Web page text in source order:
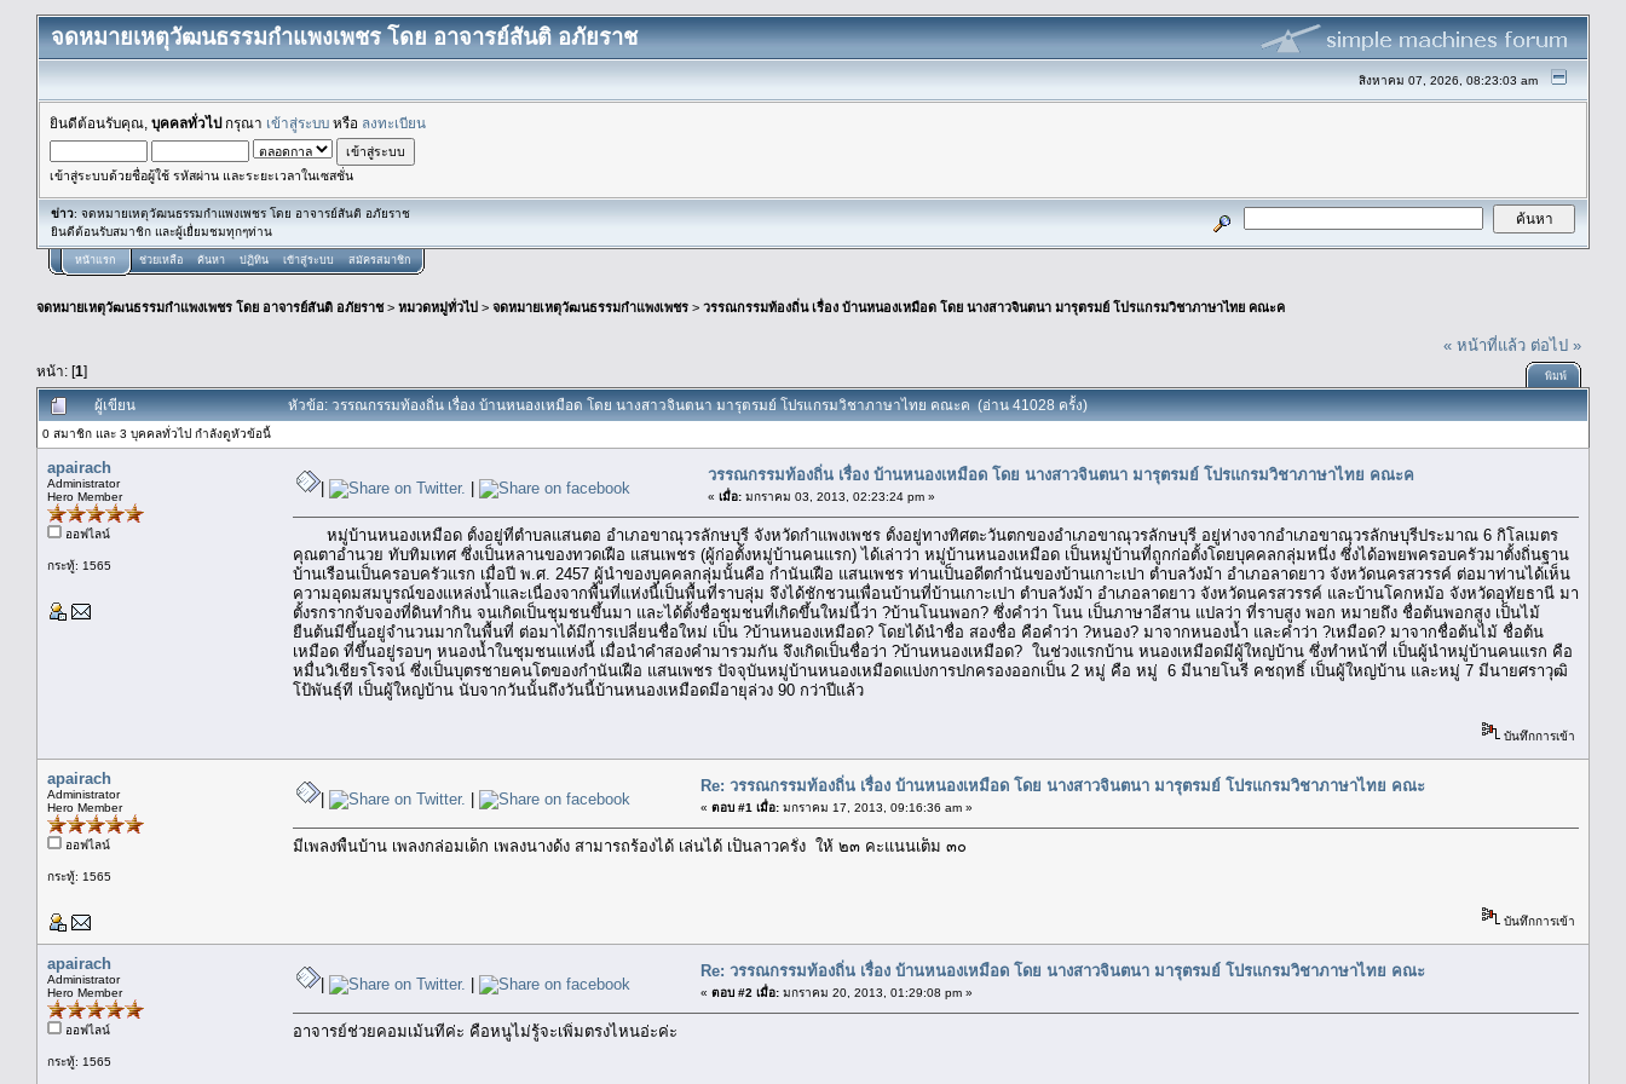
จดหมายเหตุวัฒนธรรมกำแพงเพชร โดย อาจารย์สันติ อภัยราช
สิงหาคม 07, 2026, 08:23:03 am
ยินดีต้อนรับคุณ, บุคคลทั่วไปกรุณา เข้าสู่ระบบ หรือ ลงทะเบียน
เข้าสู่ระบบด้วยชื่อผู้ใช้ รหัสผ่าน และระยะเวลาในเซสชั่น
ข่าว: จดหมายเหตุวัฒนธรรมกำแพงเพชร โดย อาจารย์สันติ อภัยราช
ยินดีต้อนรับสมาชิก และผู้เยื่ยมชมทุกๆท่าน
หน้าแรก ช่วยเหลือ ค้นหา ปฏิทิน เข้าสู่ระบบ สมัครสมาชิก
จดหมายเหตุวัฒนธรรมกำแพงเพชร โดย อาจารย์สันติ อภัยราช> หมวดหมู่ทั่วไป > จดหมายเหตุวัฒนธรรมกำแพงเพชร > วรรณกรรมท้องถิ่น เรื่อง บ้านหนองเหมือด โดย นางสาวจินตนา มารุตรมย์ โปรแกรมวิชาภาษาไทย คณะค
หน้า: [1]
« หน้าที่แล้ว ต่อไป »
พิมพ์
ผู้เขียน หัวข้อ: วรรณกรรมท้องถิ่น เรื่อง บ้านหนองเหมือด โดย นางสาวจินตนา มารุตรมย์ โปรแกรมวิชาภาษาไทย คณะค (อ่าน 41028 ครั้ง)
0 สมาชิก และ 3 บุคคลทั่วไป กำลังดูหัวข้อนี้
apairach
Administrator
Hero Member
ออฟไลน์
กระทู้: 1565
| |
วรรณกรรมท้องถิ่น เรื่อง บ้านหนองเหมือด โดย นางสาวจินตนา มารุตรมย์ โปรแกรมวิชาภาษาไทย คณะค
« เมื่อ: มกราคม 03, 2013, 02:23:24 pm »
หมู่บ้านหนองเหมือด ตั้งอยู่ที่ตำบลแสนตอ อำเภอขาณุวรลักษบุรี จังหวัดกำแพงเพชร ตั้งอยู่ทางทิศตะวันตกของอำเภอขาณุวรลักษบุรี อยู่ห่างจากอำเภอขาณุวรลักษบุรีประมาณ 6 กิโลเมตร
คุณตาอำนวย ทับทิมเทศ ซึ่งเป็นหลานของทวดเฝือ แสนเพชร (ผู้ก่อตั้งหมู่บ้านคนแรก) ได้เล่าว่า หมู่บ้านหนองเหมือด เป็นหมู่บ้านที่ถูกก่อตั้งโดยบุคคลกลุ่มหนึ่ง ซึ่งได้อพยพครอบครัวมาตั้งถิ่นฐาน
บ้านเรือนเป็นครอบครัวแรก เมื่อปี พ.ศ. 2457 ผู้นำของบุคคลกลุ่มนั้นคือ กำนันเฝือ แสนเพชร ท่านเป็นอดีตกำนันของบ้านเกาะเปา ตำบลวังม้า อำเภอลาดยาว จังหวัดนครสวรรค์ ต่อมาท่านได้เห็น
ความอุดมสมบูรณ์ของแหล่งน้ำและเนื่องจากพื้นที่แห่งนี้เป็นพื้นที่ราบลุ่ม จึงได้ชักชวนเพื่อนบ้านที่บ้านเกาะเปา ตำบลวังม้า อำเภอลาดยาว จังหวัดนครสวรรค์ และบ้านโคกหม้อ จังหวัดอุทัยธานี มา
ตั้งรกรากจับจองที่ดินทำกิน จนเกิดเป็นชุมชนขึ้นมา และได้ตั้งชื่อชุมชนที่เกิดขึ้นใหม่นี้ว่า ?บ้านโนนพอก? ซึ่งคำว่า โนน เป็นภาษาอีสาน แปลว่า ที่ราบสูง พอก หมายถึง ชื่อต้นพอกสูง เป็นไม้
ยืนต้นมีขึ้นอยู่จำนวนมากในพื้นที่ ต่อมาได้มีการเปลี่ยนชื่อใหม่ เป็น ?บ้านหนองเหมือด? โดยได้นำชื่อ สองชื่อ คือคำว่า ?หนอง? มาจากหนองน้ำ และคำว่า ?เหมือด? มาจากชื่อต้นไม้ ชื่อต้น
เหมือด ที่ขึ้นอยู่รอบๆ หนองน้ำในชุมชนแห่งนี้ เมื่อนำคำสองคำมารวมกัน จึงเกิดเป็นชื่อว่า ?บ้านหนองเหมือด? ในช่วงแรกบ้าน หนองเหมือดมีผู้ใหญ่บ้าน ซึ่งทำหน้าที่ เป็นผู้นำหมู่บ้านคนแรก คือ
หมื่นวิเชียรโรจน์ ซึ่งเป็นบุตรชายคนโตของกำนันเฝือ แสนเพชร ปัจจุบันหมู่บ้านหนองเหมือดแบ่งการปกครองออกเป็น 2 หมู่ คือ หมู่ 6 มีนายโนรี คชฤทธิ์ เป็นผู้ใหญ่บ้าน และหมู่ 7 มีนายศราวุฒิ
โป้พันธุ์ที เป็นผู้ใหญ่บ้าน นับจากวันนั้นถึงวันนี้บ้านหนองเหมือดมีอายุล่วง 90 กว่าปีแล้ว
บันทึกการเข้า
apairach
Administrator
Hero Member
ออฟไลน์
กระทู้: 1565
| |
Re: วรรณกรรมท้องถิ่น เรื่อง บ้านหนองเหมือด โดย นางสาวจินตนา มารุตรมย์ โปรแกรมวิชาภาษาไทย คณะ
« ตอบ #1 เมื่อ: มกราคม 17, 2013, 09:16:36 am »
มีเพลงพื้นบ้าน เพลงกล่อมเด็ก เพลงนางด้ง สามารถร้องได้ เล่นได้ เป็นลาวครั่ง ให้ ๒๓ คะแนนเต็ม ๓๐
บันทึกการเข้า
apairach
Administrator
Hero Member
ออฟไลน์
กระทู้: 1565
| |
Re: วรรณกรรมท้องถิ่น เรื่อง บ้านหนองเหมือด โดย นางสาวจินตนา มารุตรมย์ โปรแกรมวิชาภาษาไทย คณะ
« ตอบ #2 เมื่อ: มกราคม 20, 2013, 01:29:08 pm »
อาจารย์ช่วยคอมเม้นทีค่ะ คือหนูไม่รู้จะเพิ่มตรงไหนอ่ะค่ะ